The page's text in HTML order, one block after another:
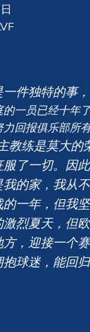
一件独特的事
一员已经十年
回报俱乐部所
教练是莫大的
了一切。因
的家，我从不
一年，但我
烈夏天，但
，迎接一个
球迷，能回